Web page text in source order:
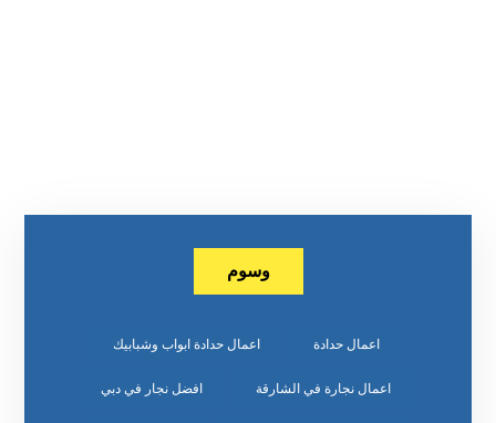
وسوم
اعمال حدادة اعمال حدادة ابواب وشبابيك
اعمال نجارة في الشارقة افضل نجار في دبي